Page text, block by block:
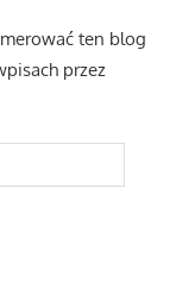
ten blog
przez